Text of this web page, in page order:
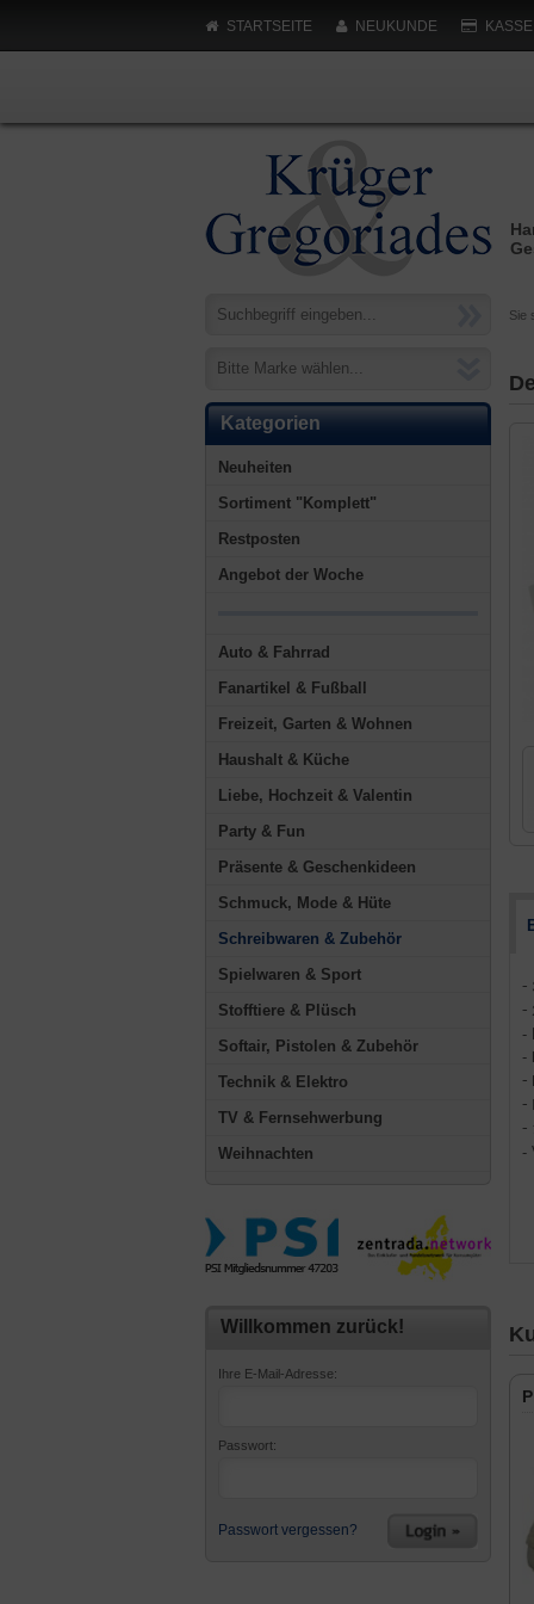
STARTSEITE NEUKUNDE KASSE
Bitte Marke wählen...
Kategorien
Neuheiten
Sortiment "Komplett"
Restposten
Angebot der Woche
Auto & Fahrrad
Fanartikel & Fußball
Freizeit, Garten & Wohnen
Haushalt & Küche
Liebe, Hochzeit & Valentin
Party & Fun
Präsente & Geschenkideen
Schmuck, Mode & Hüte
Schreibwaren & Zubehör
Spielwaren & Sport
Stofftiere & Plüsch
Softair, Pistolen & Zubehör
Technik & Elektro
TV & Fernsehwerbung
Weihnachten
Willkommen zurück!
Ihre E-Mail-Adresse:
Passwort:
Passwort vergessen?
Sie
-
-
-
-
-
-
-
-